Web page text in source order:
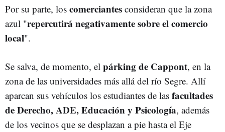
Por su parte, los comerciantes consideran que la zona
azul "repercutirá negativamente sobre el comercio
local".
Se salva, de momento, el párking de Cappont, en la
zona de las universidades más allá del río Segre. Allí
aparcan sus vehículos los estudiantes de las facultades
de Derecho, ADE, Educación y Psicología, además
de los vecinos que se desplazan a pie hasta el Eje